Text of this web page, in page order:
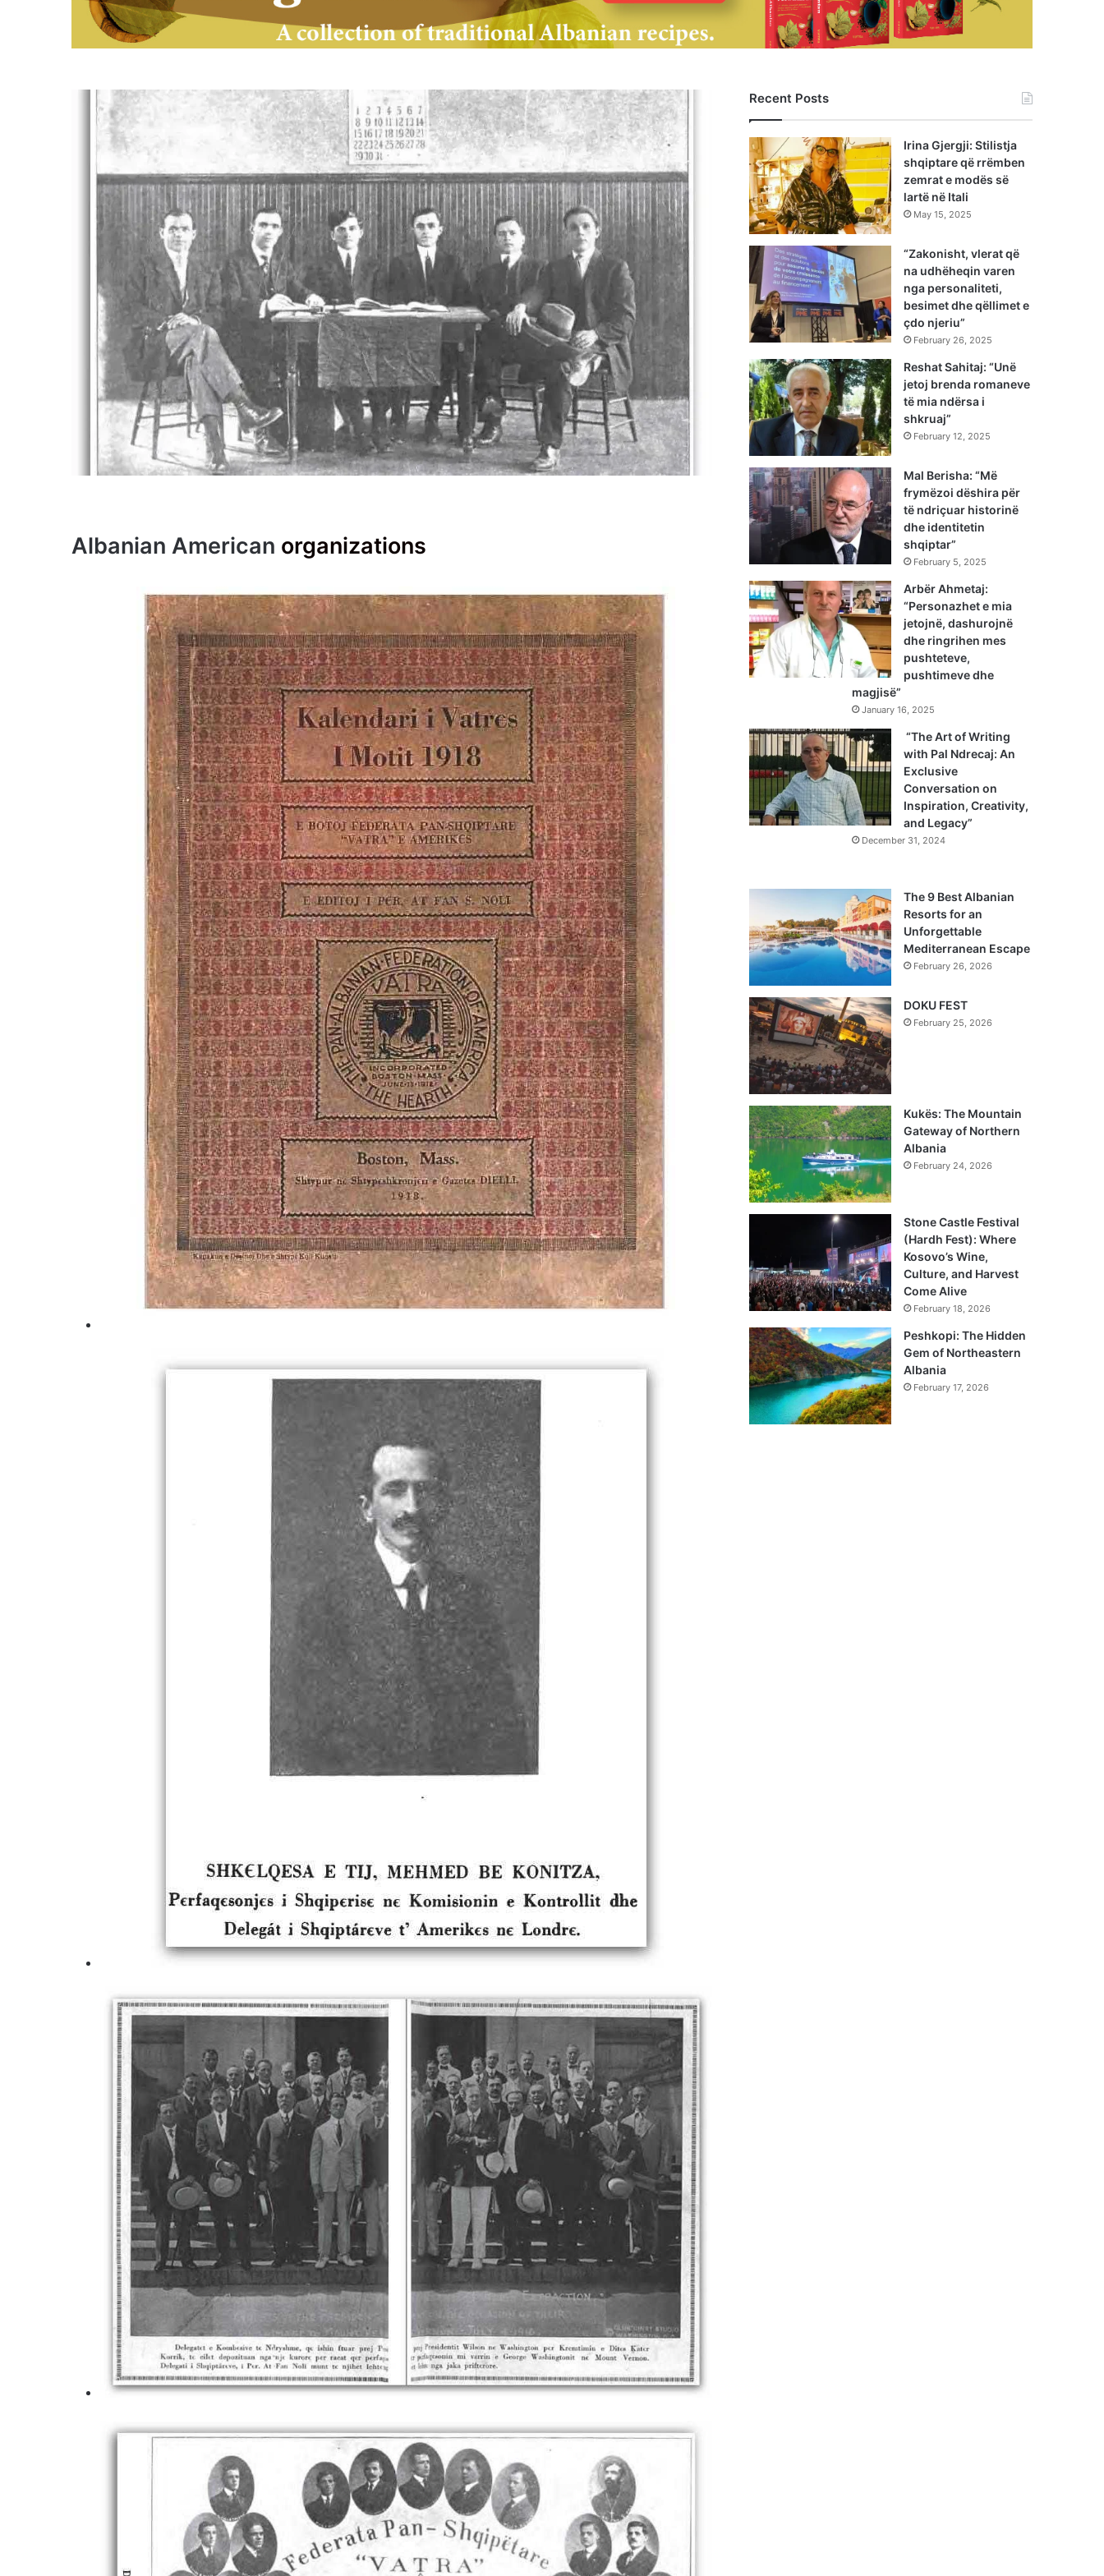
Albanian American organizations
Recent Posts
Irina Gjergji: Stilistja
shqiptare që rrëmben
zemrat e modës së
lartë në Itali
May 15, 2025
“Zakonisht, vlerat që
na udhëheqin varen
nga personaliteti,
besimet dhe qëllimet e
çdo njeriu”
February 26, 2025
Reshat Sahitaj: “Unë
jetoj brenda romaneve
të mia ndërsa i
shkruaj”
February 12, 2025
Mal Berisha: “Më
frymëzoi dëshira për
të ndriçuar historinë
dhe identitetin
shqiptar”
February 5, 2025
Arbër Ahmetaj:
“Personazhet e mia
jetojnë, dashurojnë
dhe ringrihen mes
pushteteve,
pushtimeve dhe
magjisë”
January 16, 2025
“The Art of Writing
with Pal Ndrecaj: An
Exclusive
Conversation on
Inspiration, Creativity,
and Legacy”
December 31, 2024
The 9 Best Albanian
Resorts for an
Unforgettable
Mediterranean Escape
February 26, 2026
DOKU FEST
February 25, 2026
Kukës: The Mountain
Gateway of Northern
Albania
February 24, 2026
Stone Castle Festival
(Hardh Fest): Where
Kosovo’s Wine,
Culture, and Harvest
Come Alive
February 18, 2026
Peshkopi: The Hidden
Gem of Northeastern
Albania
February 17, 2026